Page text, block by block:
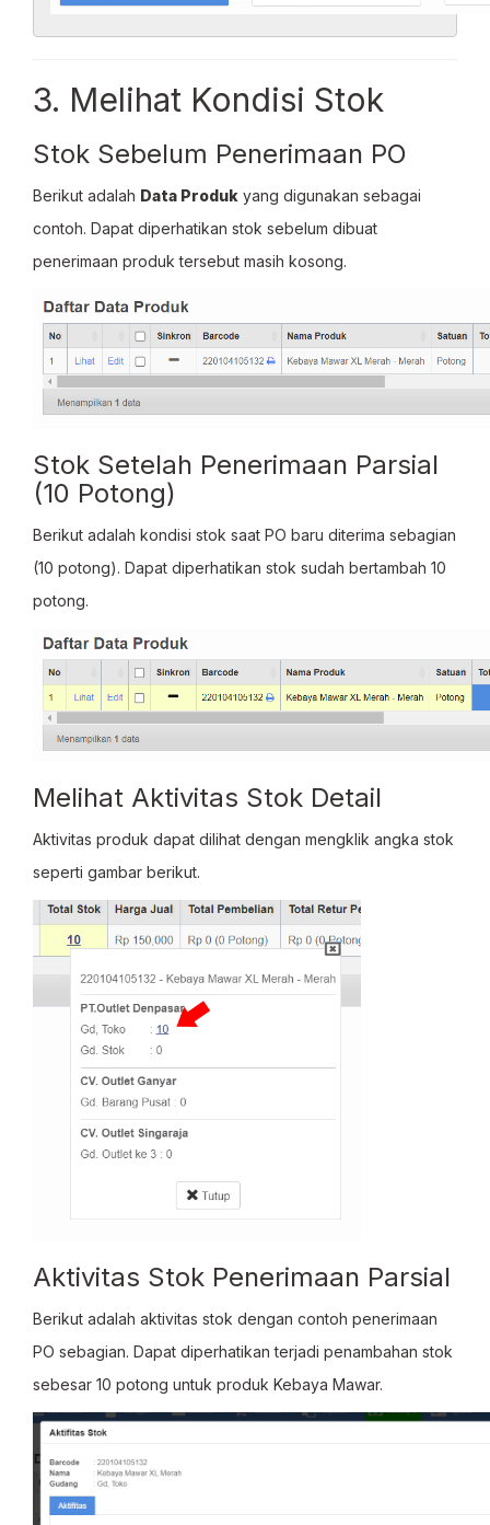
3. Melihat Kondisi Stok
Stok Sebelum Penerimaan PO
Berikut adalah Data Produk yang digunakan sebagai
contoh. Dapat diperhatikan stok sebelum dibuat
penerimaan produk tersebut masih kosong.
Stok Setelah Penerimaan Parsial
(10 Potong)
Berikut adalah kondisi stok saat PO baru diterima sebagian
(10 potong). Dapat diperhatikan stok sudah bertambah 10
potong.
Melihat Aktivitas Stok Detail
Aktivitas produk dapat dilihat dengan mengklik angka stok
seperti gambar berikut.
Aktivitas Stok Penerimaan Parsial
Berikut adalah aktivitas stok dengan contoh penerimaan
PO sebagian. Dapat diperhatikan terjadi penambahan stok
sebesar 10 potong untuk produk Kebaya Mawar.